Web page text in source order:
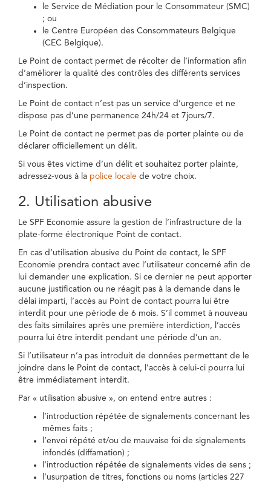
le Service de Médiation pour le Consommateur (SMC)
; ou
le Centre Européen des Consommateurs Belgique
(CEC Belgique).
Le Point de contact permet de récolter de l’information afin
d’améliorer la qualité des contrôles des différents services
d’inspection.
Le Point de contact n’est pas un service d’urgence et ne
dispose pas d’une permanence 24h/24 et 7jours/7.
Le Point de contact ne permet pas de porter plainte ou de
déclarer officiellement un délit.
Si vous êtes victime d’un délit et souhaitez porter plainte,
adressez-vous à la police locale de votre choix.
2. Utilisation abusive
Le SPF Economie assure la gestion de l’infrastructure de la
plate-forme électronique Point de contact.
En cas d’utilisation abusive du Point de contact, le SPF
Economie prendra contact avec l’utilisateur concerné afin de
lui demander une explication. Si ce dernier ne peut apporter
aucune justification ou ne réagit pas à la demande dans le
délai imparti, l’accès au Point de contact pourra lui être
interdit pour une période de 6 mois. S’il commet à nouveau
des faits similaires après une première interdiction, l’accès
pourra lui être interdit pendant une période d’un an.
Si l’utilisateur n’a pas introduit de données permettant de le
joindre dans le Point de contact, l’accès à celui-ci pourra lui
être immédiatement interdit.
Par « utilisation abusive », on entend entre autres :
l’introduction répétée de signalements concernant les
mêmes faits ;
l’envoi répété et/ou de mauvaise foi de signalements
infondés (diffamation) ;
l’introduction répétée de signalements vides de sens ;
l’usurpation de titres, fonctions ou noms (articles 227